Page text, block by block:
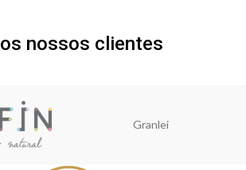
nossos clientes
Granlei